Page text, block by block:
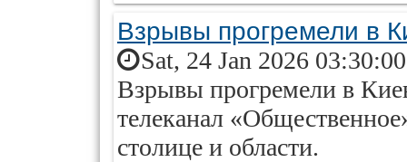
Взрывы прогремели в
Sat, 24 Jan 2026
Взрывы прогремели в
телеканал
столице и области.